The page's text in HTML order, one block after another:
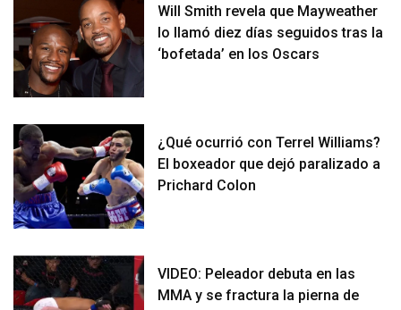
Will Smith revela que Mayweather
lo llamó diez días seguidos tras la
‘bofetada’ en los Oscars
¿Qué ocurrió con Terrel Williams?
El boxeador que dejó paralizado a
Prichard Colon
VIDEO: Peleador debuta en las
MMA y se fractura la pierna de